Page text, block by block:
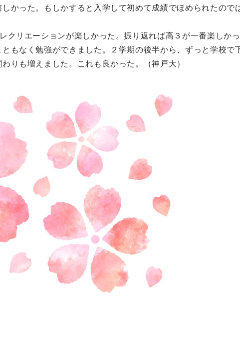
かった。もしかすると入学して初めて成績でほめられたので
クリエーションが楽しかった。振り返れば高３が一番楽しか
もなく勉強ができました。２学期の後半から、ずっと学校で
りも増えました。これも良かった。（神戸大）